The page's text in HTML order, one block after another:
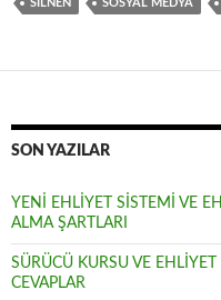
s
SILNEN SOSYAL MEDYA
SON YAZILAR
YENİ EHLİYET SİSTEMİ VE
ALMA ŞARTLARI
SÜRÜCÜ KURSU VE
CEVAPLAR